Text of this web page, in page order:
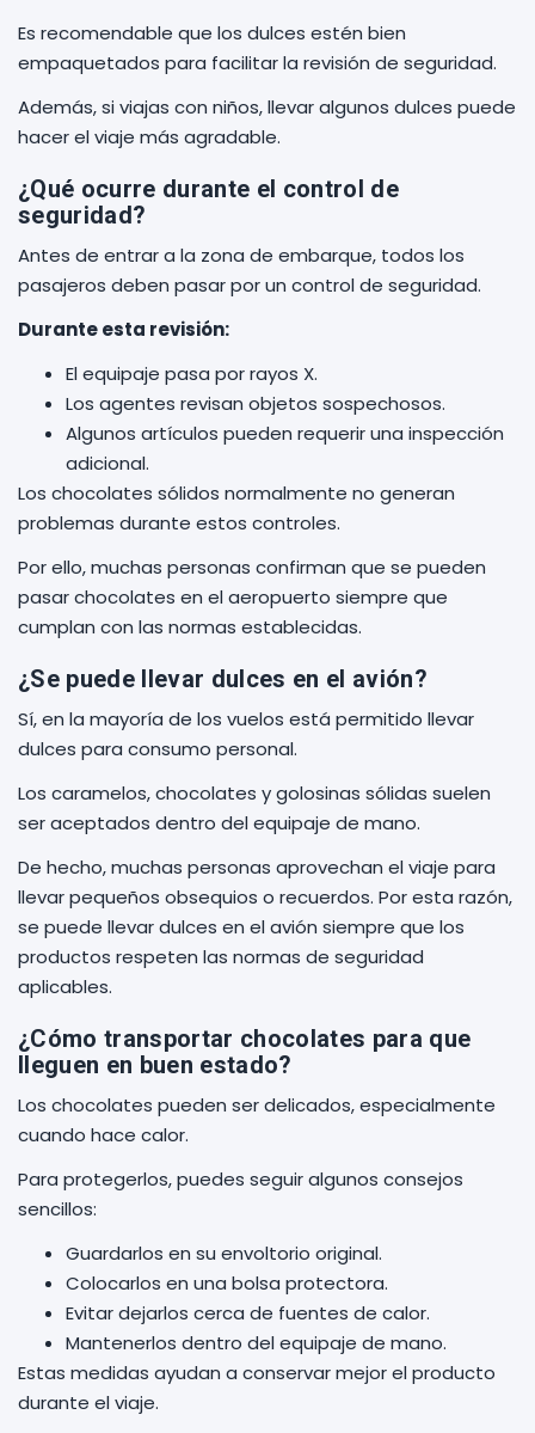
Es recomendable que los dulces estén bien
empaquetados para facilitar la revisión de seguridad.
Además, si viajas con niños, llevar algunos dulces puede
hacer el viaje más agradable.
¿Qué ocurre durante el control de
seguridad?
Antes de entrar a la zona de embarque, todos los
pasajeros deben pasar por un control de seguridad.
Durante esta revisión:
El equipaje pasa por rayos X.
Los agentes revisan objetos sospechosos.
Algunos artículos pueden requerir una inspección
adicional.
Los chocolates sólidos normalmente no generan
problemas durante estos controles.
Por ello, muchas personas confirman que se pueden
pasar chocolates en el aeropuerto siempre que
cumplan con las normas establecidas.
¿Se puede llevar dulces en el avión?
Sí, en la mayoría de los vuelos está permitido llevar
dulces para consumo personal.
Los caramelos, chocolates y golosinas sólidas suelen
ser aceptados dentro del equipaje de mano.
De hecho, muchas personas aprovechan el viaje para
llevar pequeños obsequios o recuerdos. Por esta razón,
se puede llevar dulces en el avión siempre que los
productos respeten las normas de seguridad
aplicables.
¿Cómo transportar chocolates para que
lleguen en buen estado?
Los chocolates pueden ser delicados, especialmente
cuando hace calor.
Para protegerlos, puedes seguir algunos consejos
sencillos:
Guardarlos en su envoltorio original.
Colocarlos en una bolsa protectora.
Evitar dejarlos cerca de fuentes de calor.
Mantenerlos dentro del equipaje de mano.
Estas medidas ayudan a conservar mejor el producto
durante el viaje.